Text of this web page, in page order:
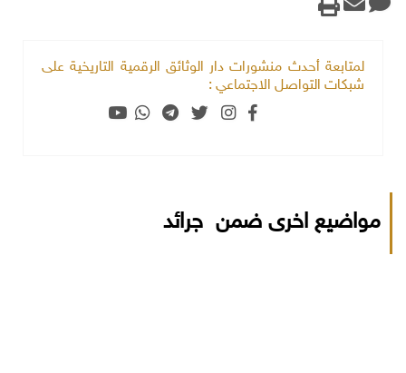
لمتابعة أحدث منشورات دار الوثائق الرقمية التاريخية على
شبكات التواصل الاجتماعي :
مواضيع اخرى ضمن جرائد